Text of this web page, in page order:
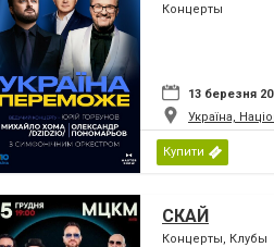
Федерації профспілок України
Концерты
13 березня
Україна,
Купити
СКАЙ
Концерты, Клубы